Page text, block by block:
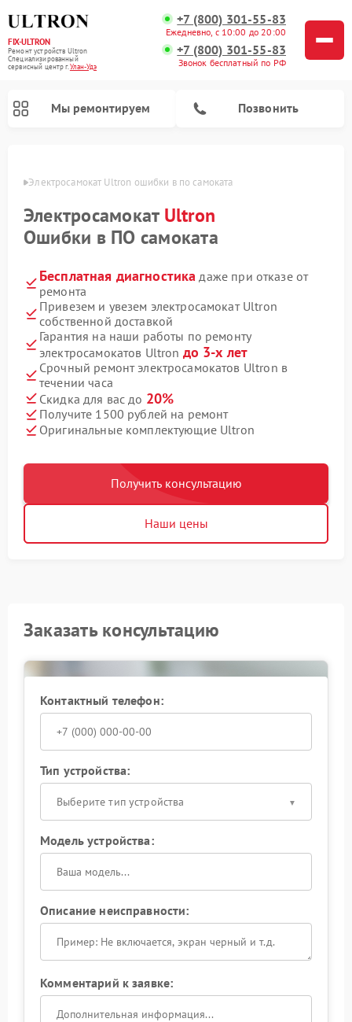
FIX-ULTRON
Ремонт устройств Ultron
Специализированный
cервисный центр г.Улан-Удэ
+7 (800) 301-55-83
Ежедневно, с 10:00 до 20:00
+7 (800) 301-55-83
Звонок бесплатный по РФ
Мы ремонтируем Позвонить
Удэ Электросамокат Ultron ошибки в по самоката
Электросамокат Ultron
Ошибки в ПО самоката
Бесплатная диагностика даже при отказе от
ремонта
Привезем и увезем электросамокат Ultron
собственной доставкой
Гарантия на наши работы по ремонту
электросамокатов Ultron до 3-х лет
Срочный ремонт электросамокатов Ultron в
течении часа
Скидка для вас до 20%
Получите 1500 рублей на ремонт
Оригинальные комплектующие Ultron
Получить консультацию
Наши цены
Заказать консультацию
Контактный телефон:
Тип устройства:
Выберите тип устройства
Модель устройства:
Описание неисправности:
Комментарий к заявке: